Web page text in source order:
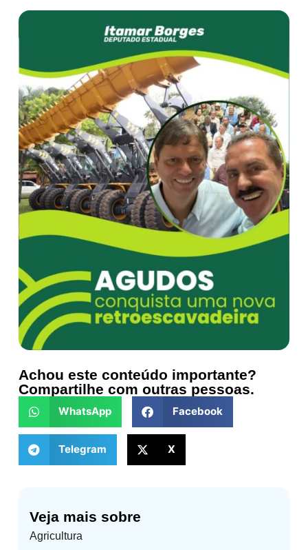
Veja mais sobre
Agricultura
Achou este conteúdo importante?
Compartilhe com outras pessoas.
WhatsApp Facebook
Telegram X